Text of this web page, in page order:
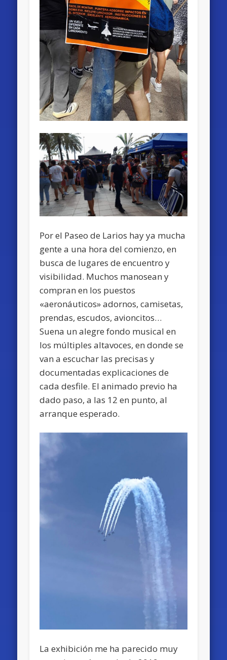
Por el Paseo de Larios hay ya mucha
gente a una hora del comienzo, en
busca de lugares de encuentro y
visibilidad. Muchos manosean y
compran en los puestos
«aeronáuticos» adornos, camisetas,
prendas, escudos, avioncitos…
Suena un alegre fondo musical en
los múltiples altavoces, en donde se
van a escuchar las precisas y
documentadas explicaciones de
cada desfile. El animado previo ha
dado paso, a las 12 en punto, al
arranque esperado.
La exhibición me ha parecido muy